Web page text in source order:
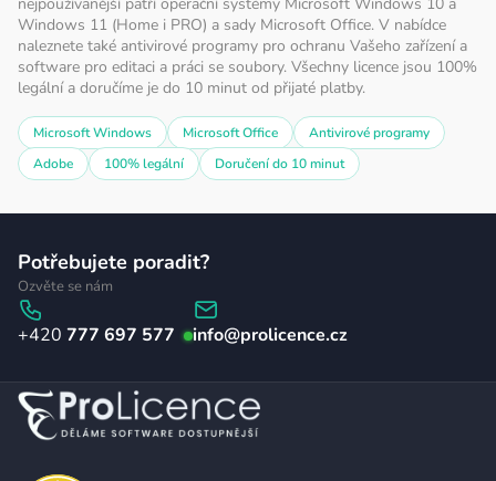
Windows 11 (Home i PRO) a sady Microsoft Office. V nabídce
naleznete také antivirové programy pro ochranu Vašeho zařízení a
software pro editaci a práci se soubory. Všechny licence jsou 100%
legální a doručíme je do 10 minut od přijaté platby.
Microsoft Windows Microsoft Office
Antivirové programy
Adobe
100% legální Doručení do 10 minut
t
Potřebujete poradit?
Ozvěte se nám
777 697 577 info@prolicence.cz